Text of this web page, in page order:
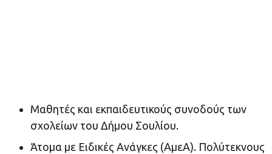
Μαθητές και εκπαιδευτικούς συνοδούς των
σχολείων του Δήμου Σουλίου.
Άτομα με Ειδικές Ανάγκες (ΑμεΑ). Πολύτεκνους